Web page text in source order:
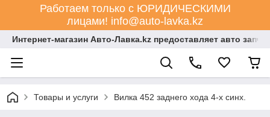
Работаем только с ЮРИДИЧЕСКИМИ
лицами! info@auto-lavka.kz
Интернет-магазин Авто-Лавка.kz предоставляет авто
Товары и услуги Вилка 452 заднего хода 4-х синх.